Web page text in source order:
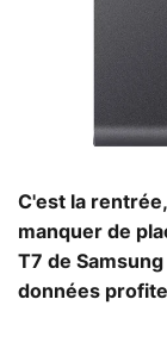
C'est la
manquer de
T7 de
données